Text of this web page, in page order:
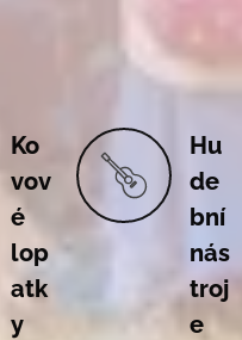
Ko
vov
é
lop
atk
y
Hu
de
bní
nás
troj
e